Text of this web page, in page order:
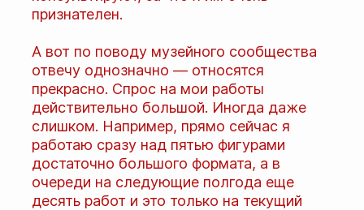
признателен.
А вот по поводу музейного сообщества
отвечу однозначно — относятся
прекрасно. Спрос на мои работы
действительно большой. Иногда даже
слишком. Например, прямо сейчас я
работаю сразу над пятью фигурами
достаточно большого формата, а в
очереди на следующие полгода еще
десять работ и это только на текущий